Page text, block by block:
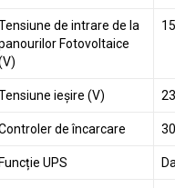
de intrare de la
Fotovoltaice
ieșire (V)
de încarcare
Funcție UPS Da